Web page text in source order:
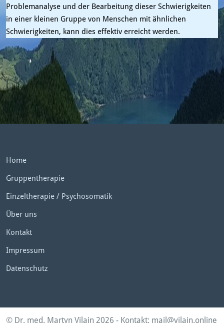
Problemanalyse und der Bearbeitung dieser Schwierigkeiten
in einer kleinen Gruppe von Menschen mit ähnlichen
Schwierigkeiten, kann dies effektiv erreicht werden.
Home
Gruppentherapie
Einzeltherapie / Psychosomatik
Über uns
Kontakt
Impressum
Datenschutz
© Dr. med. Martyn Vilain 2026 - Kontakt: mail@vilain.online